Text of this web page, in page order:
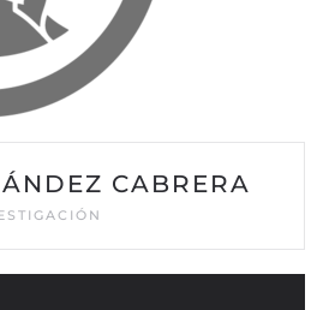
CABRERA